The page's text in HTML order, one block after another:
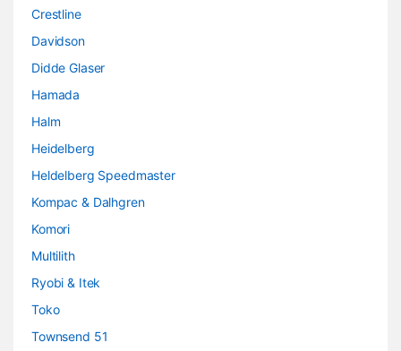
Crestline
Davidson
Didde Glaser
Hamada
Halm
Heidelberg
Heldelberg Speedmaster
Kompac & Dalhgren
Komori
Multilith
Ryobi & Itek
Toko
Townsend 51